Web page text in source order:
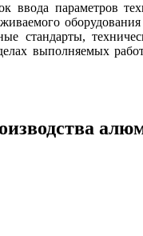
параметров
стандарты,
выполняемых